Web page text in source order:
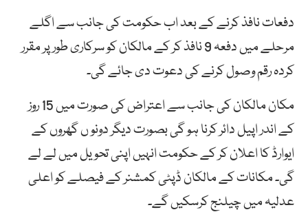
دفعات نافذ کرنے کے بعد اب حکومت کی جانب سے اگلے
مرحلے میں دفعہ 9 نافذ کر کے مالکان کو سرکاری طور پر مقرر
کردہ رقم وصول کرنے کی دعوت دی جائے گی۔
مکان مالکان کی جانب سے اعتراض کی صورت میں 15 روز
کے اندر اپیل دائر کرنا ہو گی بصورت دیگر دونو ں گھروں کے
ایوارڈ کا اعلان کر کے حکومت انہیں اپنی تحویل میں لے لے
گی۔ مکانات کے مالکان ڈپٹی کمشنر کے فیصلے کو اعلی
عدلیہ میں چیلنج کرسکیں گے۔